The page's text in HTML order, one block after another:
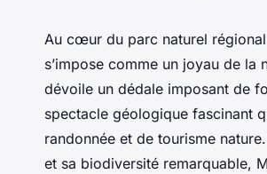
Au cœur du parc naturel
s’impose comme un joyau de la
dévoile un dédale imposant de
spectacle géologique fascinant
randonnée et de tourisme
et sa biodiversité remarquable,